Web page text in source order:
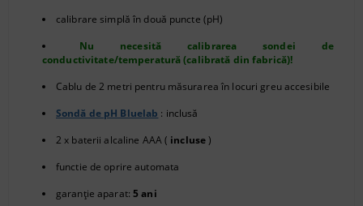
calibrare simplă în două puncte (pH)
Nu necesită calibrarea sondei de
conductivitate/temperatură (calibrată din fabrică)!
Cablu de 2 metri pentru măsurarea în locuri greu accesibile
Sondă de pH Bluelab : inclusă
2 x baterii alcaline AAA ( incluse)
functie de oprire automata
garanție aparat:5 ani